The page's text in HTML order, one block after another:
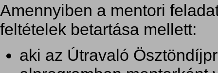
Amennyiben a mentori
feltételek betartása mellett:
aki az Útravaló